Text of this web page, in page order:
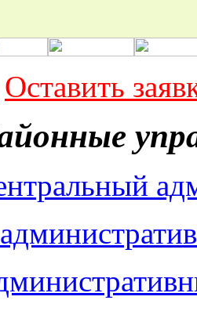
Оставить